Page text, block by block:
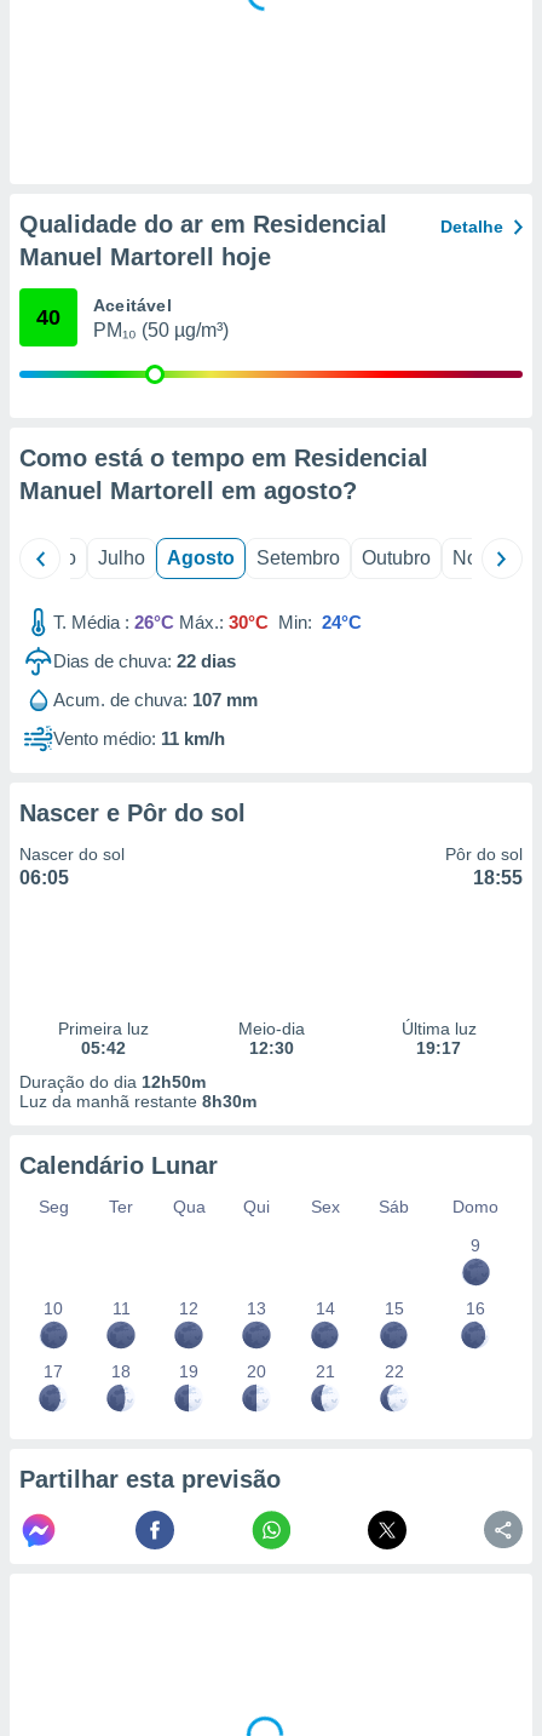
medir
da
medir o
dos
de
fontes,
dados
através
estudos
de
Qualidade do ar em Residencial
Manuel Martorell hoje
Detalhe
40 Aceitável
PM₁₀ (50 µg/m³)
Como está o tempo em Residencial
Manuel Martorell em agosto?
Junho Julho Agosto Setembro Outubro Novembro
T. Média : 26°C Máx.: 30°C Min: 24°C
Dias de chuva: 22 dias
Acum. de chuva: 107 mm
Vento médio: 11 km/h
Nascer e Pôr do sol
Nascer do sol
06:05
Pôr do sol
18:55
Primeira luz
05:42
Meio-dia
12:30
Última luz
19:17
Duração do dia 12h50m
Luz da manhã restante 8h30m
Calendário Lunar
Seg Ter Qua Qui Sex Sáb
Domo
9
10 11 12 13 14 15 16
17 18 19 20 21 22
Partilhar esta previsão